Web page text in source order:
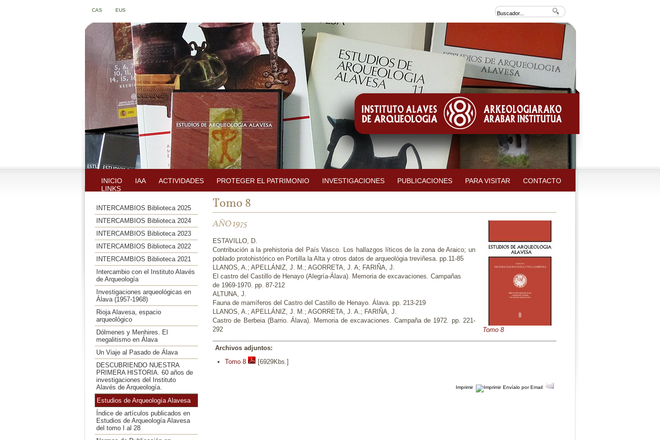
INICIO IAA ACTIVIDADES PROTEGER EL PATRIMONIO INVESTIGACIONES PUBLICACIONES PARA VISITAR
CONTACTO
LINKS
CAS EUS
INTERCAMBIOS Biblioteca 2025
INTERCAMBIOS Biblioteca 2024
INTERCAMBIOS Biblioteca 2023
INTERCAMBIOS Biblioteca 2022
INTERCAMBIOS Biblioteca 2021
Intercambio con el Instituto Alavés
de Arqueología
Investigaciones arqueológicas en
Álava (1957-1968)
Rioja Alavesa, espacio
arqueológico
Dólmenes y Menhires. El
megalitismo en Álava
Un Viaje al Pasado de Álava
DESCUBRIENDO NUESTRA
PRIMERA HISTORIA. 60 años de
investigaciones del Instituto
Alavés de Arqueología.
Estudios de Arqueología Alavesa
Índice de artículos publicados en
Estudios de Arqueología Alavesa
del tomo I al 28
Tomo 8
Tomo 8
AÑO 1975
ESTAVILLO, D.
Contribución a la prehistoria del País Vasco. Los hallazgos líticos de la zona de Araico; un
poblado protohistórico en Portilla la Alta y otros datos de arqueológia treviñesa. pp.11-85
LLANOS, A.; APELLÁNIZ, J. M.; AGORRETA, J. A; FARIÑA, J.
El castro del Castillo de Henayo (Alegría-Álava). Memoria de excavaciones. Campañas
de 1969-1970. pp. 87-212
ALTUNA, J.
Fauna de mamíferos del Castro del Castillo de Henayo. Álava. pp. 213-219
LLANOS, A.; APELLÁNIZ, J. M.; AGORRETA, J. A.; FARIÑA, J.
Castro de Berbeia (Barrio. Álava). Memoria de excavaciones. Campaña de 1972. pp. 221-
292
Archivos adjuntos:
Tomo 8
[6929Kbs.]
Imprimir Envíalo por Email